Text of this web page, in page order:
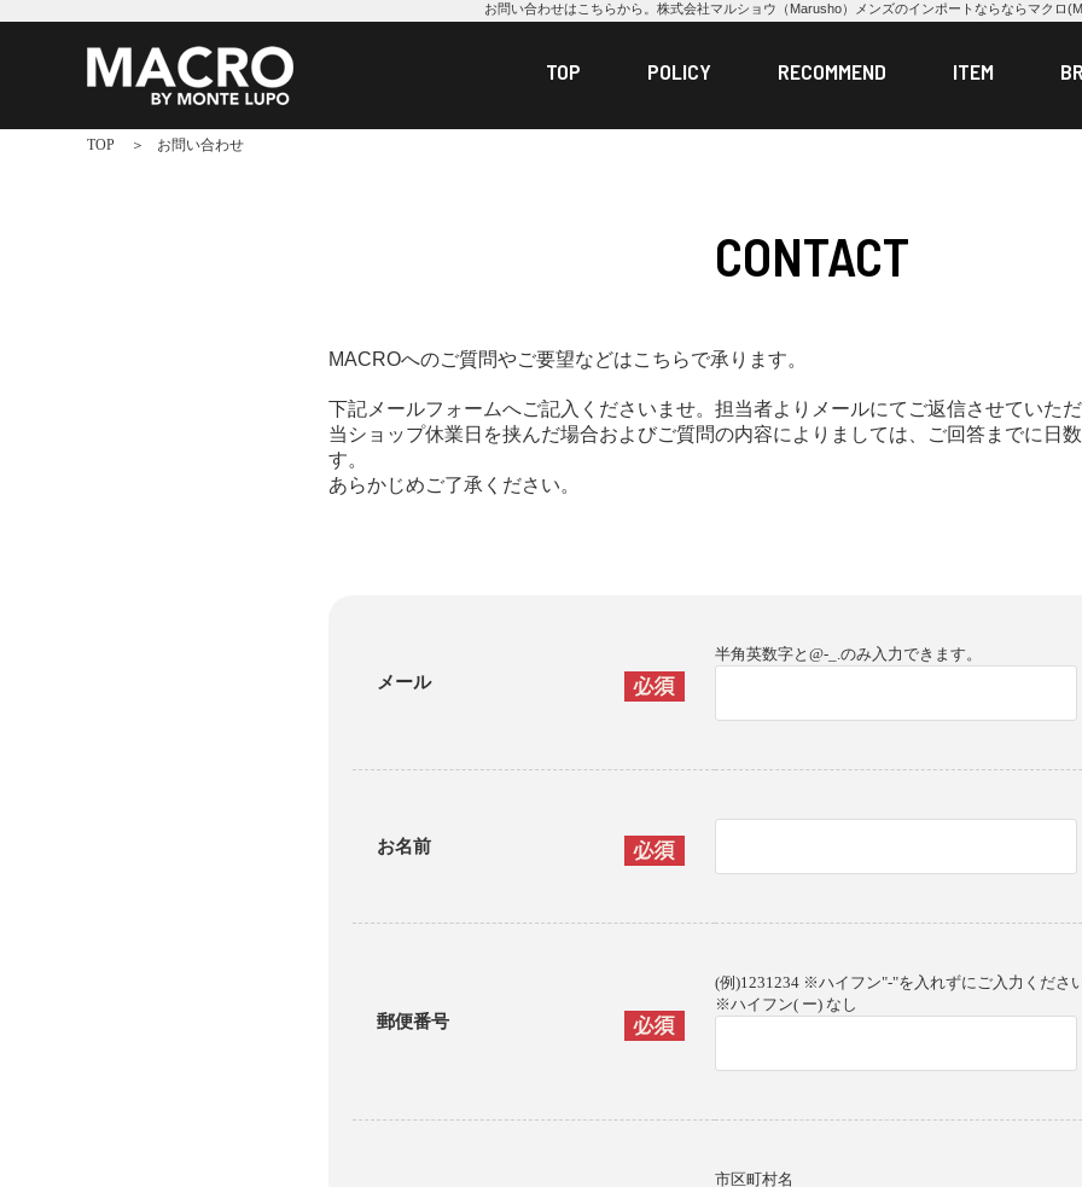
お問い合わせはこちらから。株式会社マルショウ（Marusho）メンズのインポートならならマクロ
TOP POLICY RECOMMEND ITEM
TOP お問い合わせ
CONTACT
MACROへのご質問やご要望などはこちらで承ります。
下記メールフォームへご記入くださいませ。担当者よりメールにてご返信させていただ
当ショップ休業日を挟んだ場合およびご質問の内容によりましては、ご回答までに日
す。
あらかじめご了承ください。
メール
半角英数字と@-_.のみ入力できます。
お名前
郵便番号
(例)1231234 ※ハイフン"-"を入れずにご入力くださ
※ハイフン( ー) なし
市区町村名